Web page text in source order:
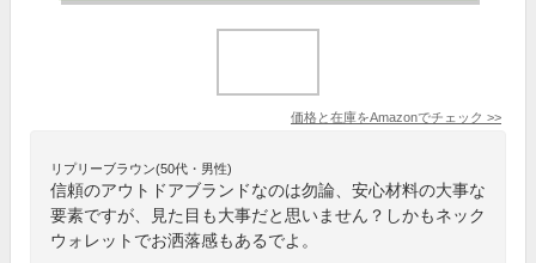
価格と在庫をAmazonでチェック >>
リプリーブラウン(50代・男性)
信頼のアウトドアブランドなのは勿論、安心材料の大事な
要素ですが、見た目も大事だと思いません？しかもネック
ウォレットでお洒落感もあるでよ。